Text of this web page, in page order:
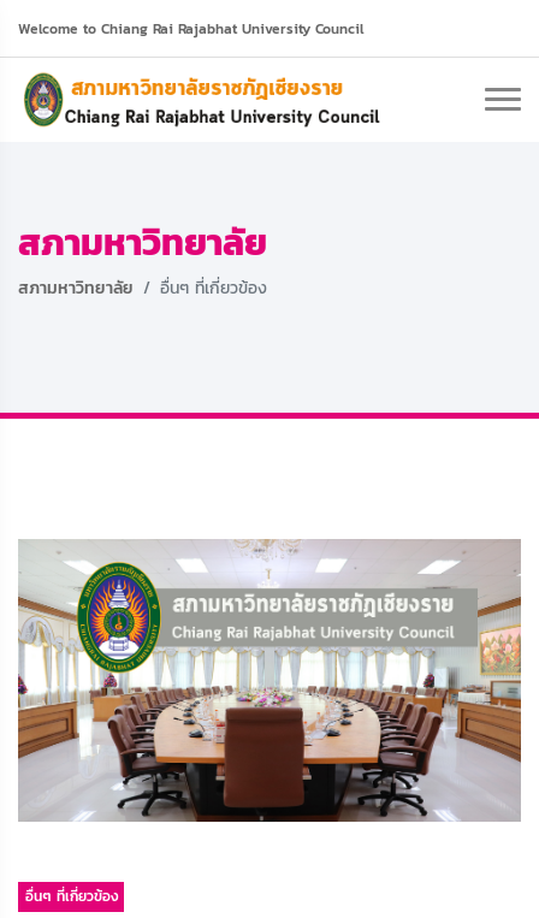
Welcome to Chiang Rai Rajabhat University Council
สภามหาวิทยาลัย
สภามหาวิทยาลัย อื่นๆ ที่เกี่ยวข้อง
อื่นๆ ที่เกี่ยวข้อง